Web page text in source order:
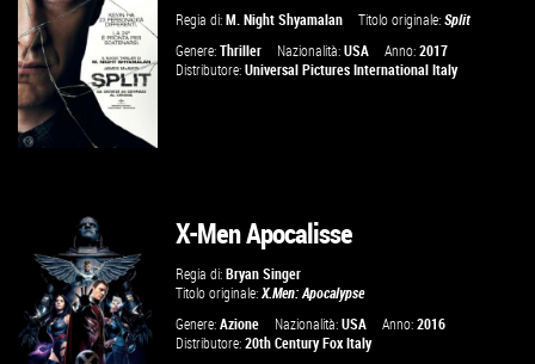
VAI ALLA SCHEDA
GUARDA IL TRAILER
VAI ALLA SCHEDA
Regia di:M. Night Shyamalan Titolo originale:Split
Genere:Thriller Nazionalità:USA Anno:2017
Distributore:Universal Pictures International Italy
X-Men Apocalisse
Regia di:Bryan Singer
Titolo originale:X.Men: Apocalypse
Genere:Azione Nazionalità:USA Anno:2016
Distributore:20th Century Fox Italy